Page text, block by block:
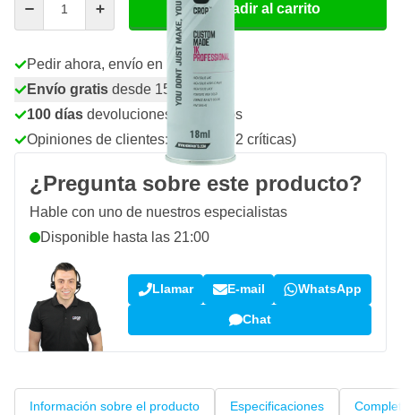
Añadir al carrito
Pedir ahora, envío en 1-2 días
Envío gratis desde 150,- €
100 días devoluciones & cambios
Opiniones de clientes:
4,15/5 (792 críticas)
¿Pregunta sobre este producto?
Hable con uno de nuestros especialistas
Disponible hasta las 21:00
Llamar E-mail WhatsApp
Chat
Información sobre el producto Especificaciones